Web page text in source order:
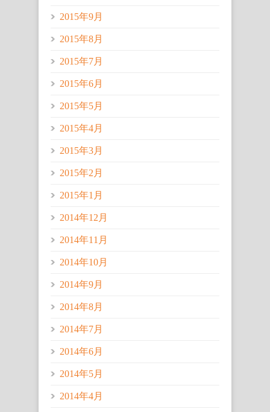
2015年9月
2015年8月
2015年7月
2015年6月
2015年5月
2015年4月
2015年3月
2015年2月
2015年1月
2014年12月
2014年11月
2014年10月
2014年9月
2014年8月
2014年7月
2014年6月
2014年5月
2014年4月